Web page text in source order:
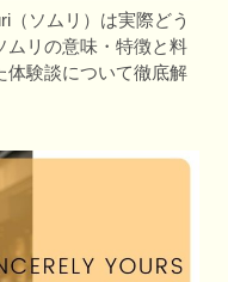
（ソムリ）は実際どう
ムリの意味・特徴と料
体験談について徹底解